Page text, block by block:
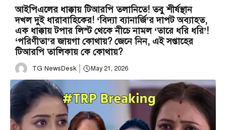
আইপিএলের ধাক্কায় টিআরপি তলানিতে! তবু শীর্ষস্থান
দখল দুই ধারাবাহিকের! ‘বিদ্যা ব্যানার্জি’র দাপট অব্যাহত,
এক ধাক্কায় টপার লিস্ট থেকে নীচে নামল ‘তারে ধরি ধরি’!
‘পরিণীতা’র জায়গা কোথায়? জেনে নিন, এই সপ্তাহের
টিআরপি তালিকায় কে কোথায়?
TG NewsDesk May 21, 2026